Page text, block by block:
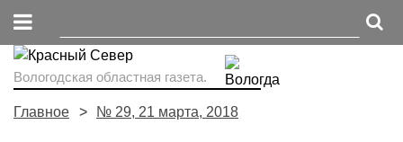
Вологодская областная газета.
Главное № 29, 21 марта, 2018